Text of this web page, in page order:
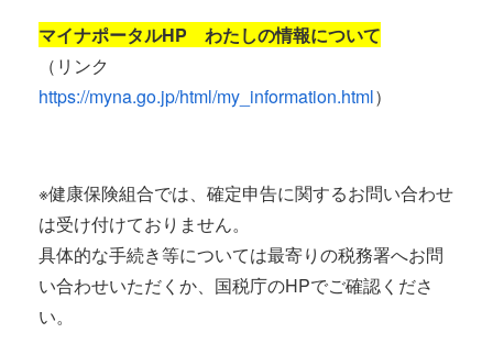
マイナポータルHP わたしの情報について
（リンク
https://myna.go.jp/html/my_information.html）
※健康保険組合では、確定申告に関するお問い合わせ
は受け付けておりません。
具体的な手続き等については最寄りの税務署へお問
い合わせいただくか、国税庁のHPでご確認くださ
い。